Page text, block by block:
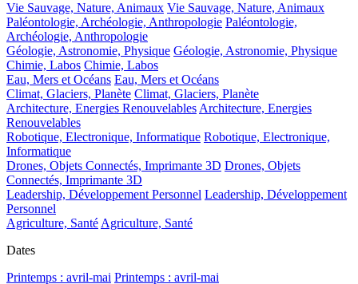
Vie Sauvage, Nature, Animaux Vie Sauvage, Nature, Animaux
Paléontologie, Archéologie, Anthropologie Paléontologie,
Archéologie, Anthropologie
Géologie, Astronomie, Physique Géologie, Astronomie, Physique
Chimie, Labos Chimie, Labos
Eau, Mers et Océans Eau, Mers et Océans
Climat, Glaciers, Planète Climat, Glaciers, Planète
Architecture, Energies RenouvelablesArchitecture, Energies
Renouvelables
Robotique, Electronique, Informatique Robotique, Electronique,
Informatique
Drones, Objets Connectés, Imprimante 3D Drones, Objets
Connectés, Imprimante 3D
Leadership, Développement Personnel Leadership, Développement
Personnel
Agriculture, SantéAgriculture, Santé
Dates
Printemps : avril-mai Printemps : avril-mai